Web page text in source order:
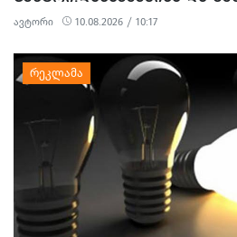
ᲡᲢᲐᲢᲘᲡᲢᲘᲙᲐ
2014-2024 ᲬᲚᲔᲑᲨᲘ?
ავტორი 10.08.2026 / 10:17